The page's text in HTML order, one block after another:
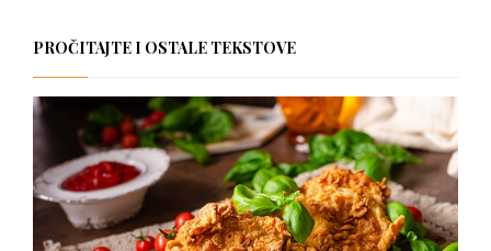
PROČITAJTE I OSTALE TEKSTOVE